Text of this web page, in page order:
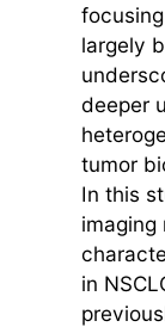
largely
deeper
tumor
In this
imaging
in